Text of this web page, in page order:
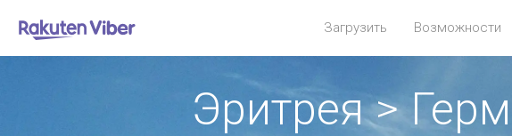
Загрузить Возможности
Эритрея >